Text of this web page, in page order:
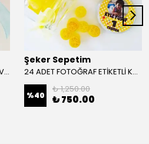
12 ADET ETİKETLİ KURDELELİ KAVANOZ LOLLY ŞEKER BSH4
Şeker Sepetim
24 ADET FOTOĞRAF ETİKETLİ KURDELELİ KAVANOZ LİMON LOLLY ŞEKER 68
%40
₺ 1,250.00
₺ 750.00